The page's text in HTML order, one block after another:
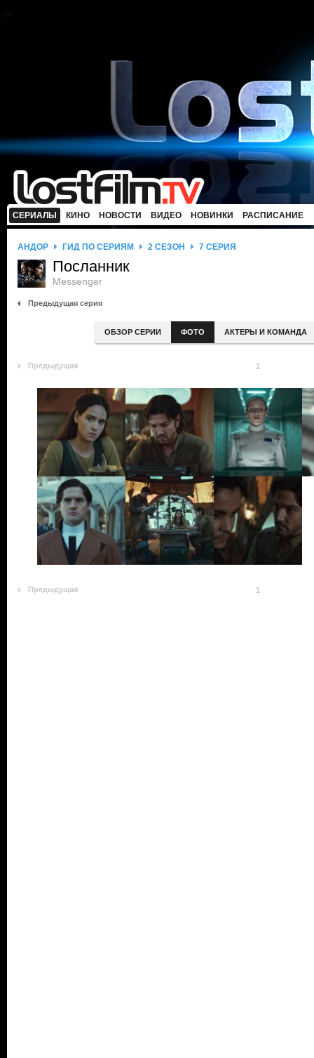
СЕРИАЛЫ КИНО НОВОСТИ ВИДЕО НОВИНКИ РАСПИСАНИЕ
АНДОР ГИД ПО СЕРИЯМ 2 СЕЗОН 7 СЕРИЯ
Посланник
Messenger
Предыдущая серия
ОБЗОР СЕРИИ ФОТО АКТЕРЫ И КОМАНДА
Предыдущая 1
Предыдущая 1